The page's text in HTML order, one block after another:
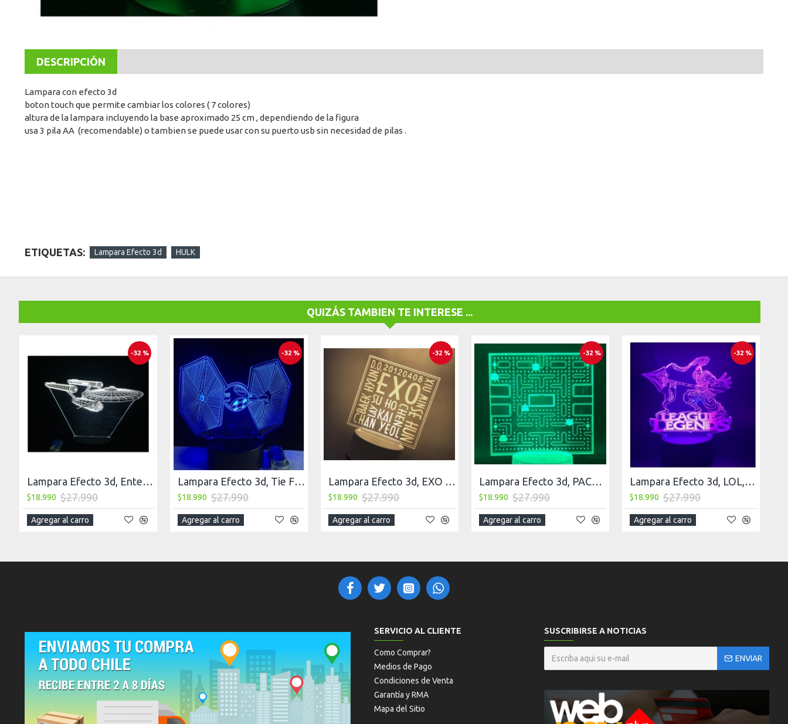
DESCRIPCIÓN
Lampara con efecto 3d
boton touch que permite cambiar los colores ( 7 colores)
altura de la lampara incluyendo la base aproximado 25 cm , dependiendo de la figura
usa 3 pila AA (recomendable) o tambien se puede usar con su puerto usb sin necesidad de pilas .
ETIQUETAS: Lampara Efecto 3d HULK
QUIZÁS TAMBIEN TE INTERESE ...
-32 %
Lampara Efecto 3d, Enterprise 2
$18.990 $27.990
Agregar al carro
-32 %
Lampara Efecto 3d, Tie Fighter, star wars
$18.990 $27.990
Agregar al carro
-32 %
Lampara Efecto 3d, EXO Kpop
$18.990 $27.990
Agregar al carro
-32 %
Lampara Efecto 3d, PACMAN
$18.990 $27.990
Agregar al carro
-32 %
Lampara Efecto 3d, LOL, League of Legends
$18.990 $27.990
Agregar al carro
SERVICIO AL CLIENTE
Como Comprar?
Medios de Pago
Condiciones de Venta
Garantía y RMA
Mapa del Sitio
SUSCRIBIRSE A NOTICIAS
ENVIAR